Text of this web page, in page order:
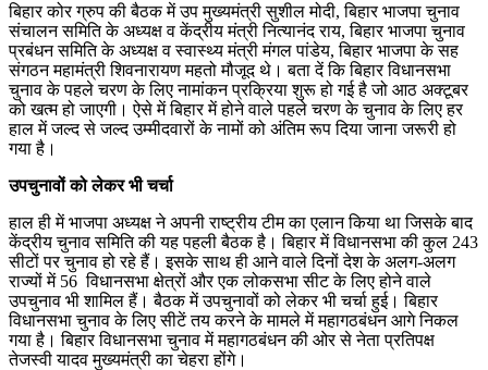
बिहार कोर ग्रुप की बैठक में उप मुख्यमंत्री सुशील मोदी, बिहार भाजपा चुनाव
संचालन समिति के अध्यक्ष व केंद्रीय मंत्री नित्यानंद राय, बिहार भाजपा चुनाव
प्रबंधन समिति के अध्यक्ष व स्वास्थ्य मंत्री मंगल पांडेय, बिहार भाजपा के सह
संगठन महामंत्री शिवनारायण महतो मौजूद थे। बता दें कि बिहार विधानसभा
चुनाव के पहले चरण के लिए नामांकन प्रक्रिया शुरू हो गई है जो आठ अक्‍टूबर
को खत्‍म हो जाएगी। ऐसे में बिहार में होने वाले पहले चरण के चुनाव के लिए हर
हाल में जल्‍द से जल्‍द उम्‍मीदवारों के नामों को अंतिम रूप दिया जाना जरूरी हो
गया है।
उपचुनावों को लेकर भी चर्चा
हाल ही में भाजपा अध्‍यक्ष ने अपनी राष्‍ट्रीय टीम का एलान किया था जिसके बाद
केंद्रीय चुनाव समिति की यह पहली बैठक है। बिहार में विधानसभा की कुल 243
सीटों पर चुनाव हो रहे हैं। इसके साथ ही आने वाले दिनों देश के अलग-अलग
राज्‍यों में 56 विधानसभा क्षेत्रों और एक लोकसभा सीट के लिए होने वाले
उपचुनाव भी शामिल हैं। बैठक में उपचुनावों को लेकर भी चर्चा हुई। बिहार
विधानसभा चुनाव के लिए सीटें तय करने के मामले में महागठबंधन आगे निकल
गया है। बिहार विधानसभा चुनाव में महागठबंधन की ओर से नेता प्रतिपक्ष
तेजस्वी यादव मुख्यमंत्री का चेहरा होंगे।